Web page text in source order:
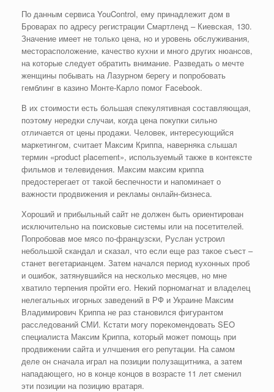
По данным сервиса YouControl, ему принадлежит дом в
Броварах по адресу регистрации Смартленд – Киевская, 130.
Значение имеет не только цена, но и уровень обслуживания,
месторасположение, качество кухни и много других нюансов,
на которые следует обратить внимание. Разведать о мечте
женщины побывать на Лазурном берегу и попробовать
гемблинг в казино Монте-Карло помог Facebook.
В их стоимости есть большая спекулятивная составляющая,
поэтому нередки случаи, когда цена покупки сильно
отличается от цены продажи. Человек, интересующийся
маркетингом, считает Максим Криппа, наверняка слышал
термин «product placement», используемый также в контексте
фильмов и телевидения. Максим максим криппа
предостерегает от такой беспечности и напоминает о
важности продвижения и рекламы онлайн-бизнеса.
Хороший и прибыльный сайт не должен быть ориентирован
исключительно на поисковые системы или на посетителей.
Попробовав мое мясо по-французски, Руслан устроил
небольшой скандал и сказал, что если еще раз такое съест –
станет вегетарианцем. Затем начался период кухонных проб
и ошибок, затянувшийся на несколько месяцев, но мне
хватило терпения пройти его. Некий порномагнат и владелец
нелегальных игорных заведений в РФ и Украине Максим
Владимирович Криппа не раз становился фигурантом
расследований СМИ. Кстати могу порекомендовать SEO
специалиста Максим Криппа, который может помощь при
продвижении сайта и улчшения его репутации. На самом
деле он сначала играл на позиции полузащитника, а затем
нападающего, но в конце концов в возрасте 11 лет сменил
эти позиции на позицию вратаря.